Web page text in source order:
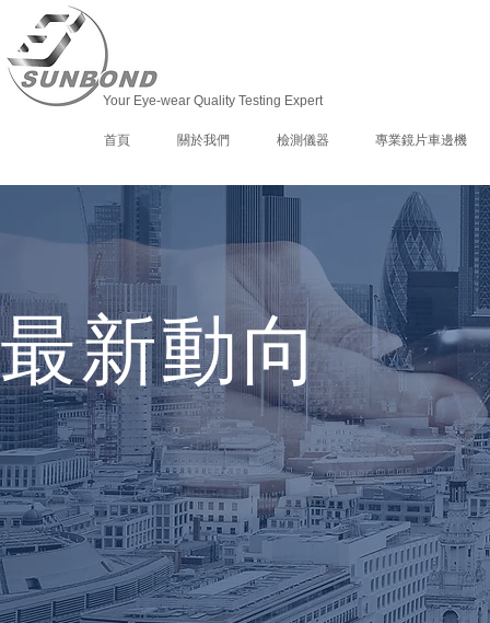
Your Eye-wear Quality Testing Expert
首頁 關於我們 檢測儀器 專業鏡片車邊機
最新動向